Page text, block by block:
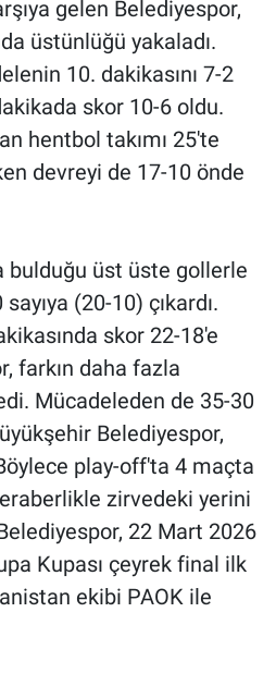
gelen Belediyespor,
üstünlüğü yakaladı.
10. dakikasını 7-2
skor 10-6 oldu.
hentbol takımı 25'te
devreyi de 17-10 önde
bulduğu üst üste gollerle
(20-10) çıkardı.
skor 22-18'e
farkın daha fazla
Mücadeleden de 35-30
Belediyespor,
play-off'ta 4 maçta
zirvedeki yerini
22 Mart 2026
Kupası çeyrek final ilk
ekibi PAOK ile